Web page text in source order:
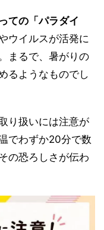
ての「パラダイ
ウイルスが活発に
まるで、暑がりの
るようなものでし
り扱いには注意が
でわずか20分で数
の恐ろしさが伝わ